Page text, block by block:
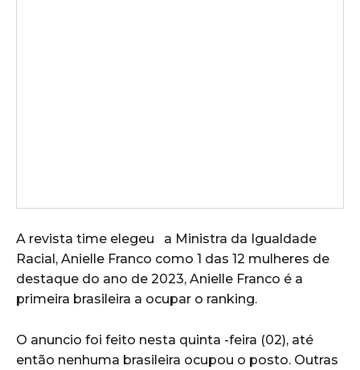
A revista time elegeu a Ministra da Igualdade
Racial, Anielle Franco como 1 das 12 mulheres de
destaque do ano de 2023, Anielle Franco é a
primeira brasileira a ocupar o ranking.
O anuncio foi feito nesta quinta -feira (02), até
então nenhuma brasileira ocupou o posto. Outras